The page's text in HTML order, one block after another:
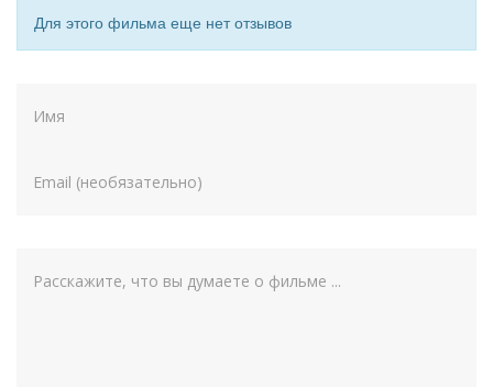
Для этого фильма еще нет отзывов